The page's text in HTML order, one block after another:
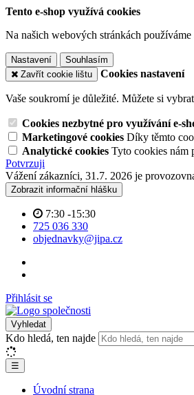
Tento e-shop využívá cookies
Na našich webových stránkách
Nastavení
Souhlasím
Zavřít cookie lištu
Cookies nastavení
Vaše soukromí je důležité. Můžete si
Cookies nezbytné pro využívání e-
Marketingové cookies Díky těmto
Analytické cookies Tyto cookies nám
Potvrzuji
Vážení zákazníci, 31.7. 2026 je
Zobrazit informační hlášku
7:30 -15:30
725 036 330
objednavky@jipa.cz
Přihlásit se
Vyhledat
Kdo hledá, ten najde
☰
Úvodní strana